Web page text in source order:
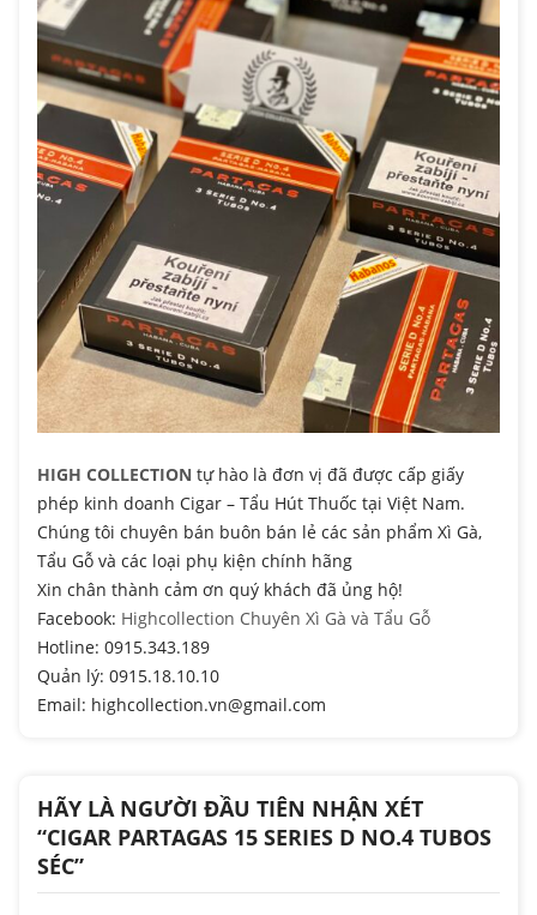
HIGH COLLECTION tự hào là đơn vị đã được cấp giấy
phép kinh doanh Cigar – Tẩu Hút Thuốc tại Việt Nam.
Chúng tôi chuyên bán buôn bán lẻ các sản phẩm Xì Gà,
Tẩu Gỗ và các loại phụ kiện chính hãng
Xin chân thành cảm ơn quý khách đã ủng hộ!
Facebook: Highcollection Chuyên Xì Gà và Tẩu Gỗ
Hotline: 0915.343.189
Quản lý: 0915.18.10.10
Email: highcollection.vn@gmail.com
HÃY LÀ NGƯỜI ĐẦU TIÊN NHẬN XÉT
“CIGAR PARTAGAS 15 SERIES D NO.4 TUBOS
SÉC”